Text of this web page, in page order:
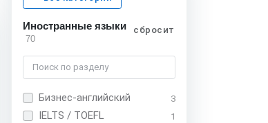
Иностранные языки
70
сбросить
Бизнес-английский 3
IELTS / TOEFL 1